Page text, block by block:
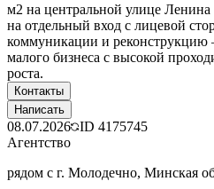
м2 на центральной улице
на отдельный вход с лицевой
коммуникации и реконструкцию
малого бизнеса с высокой
роста.
Контакты
Написать
08.07.2026 ID 4175745
Агентство
рядом с г. Молодечно, Минская